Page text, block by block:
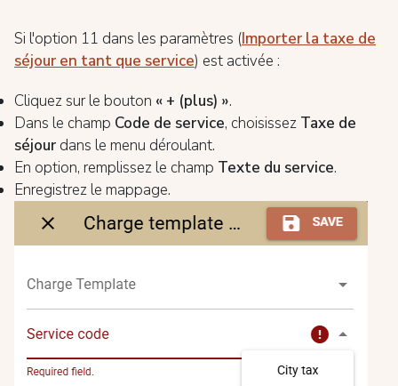
Si l'option 11 dans les paramètres (Importer la taxe de
séjour en tant que service) est activée :
Cliquez sur le bouton « + (plus) ».
Dans le champ Code de service, choisissez Taxe de
séjour dans le menu déroulant.
En option, remplissez le champ Texte du service.
Enregistrez le mappage.